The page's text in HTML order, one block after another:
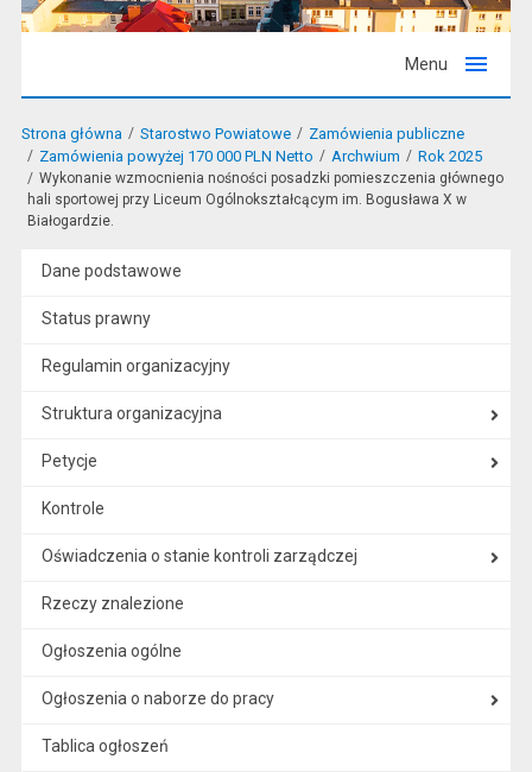
Menu
Strona główna Starostwo Powiatowe
Zamówienia publiczne
Zamówienia powyżej 170 000 PLN Netto
Archwium Rok 2025
Wykonanie wzmocnienia nośności posadzki pomieszczenia głównego
hali sportowej przy Liceum Ogólnokształcącym im. Bogusława X w
Białogardzie.
Dane podstawowe
Status prawny
Regulamin organizacyjny
Struktura organizacyjna
Petycje
Kontrole
Oświadczenia o stanie kontroli zarządczej
Rzeczy znalezione
Ogłoszenia ogólne
Ogłoszenia o naborze do pracy
Tablica ogłoszeń